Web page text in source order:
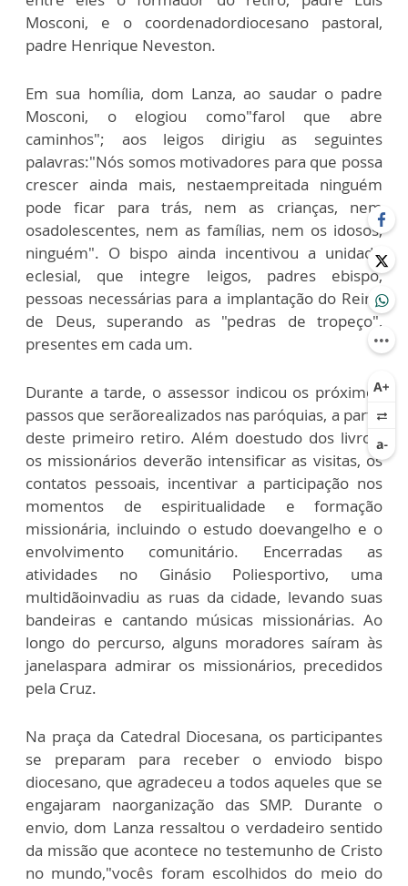
Mosconi, e o coordenadordiocesano pastoral,
padre Henrique Neveston.
Em sua homília, dom Lanza, ao saudar o padre
Mosconi, o elogiou como"farol que abre
caminhos"; aos leigos dirigiu as seguintes
palavras:"Nós somos motivadores para que possa
crescer ainda mais, nestaempreitada ninguém
pode ficar para trás, nem as crianças, nem
osadolescentes, nem as famílias, nem os idosos,
ninguém". O bispo ainda incentivou a unidade
eclesial, que integre leigos, padres ebispo,
pessoas necessárias para a implantação do Reino
de Deus, superando as "pedras de tropeço",
presentes em cada um.
Durante a tarde, o assessor indicou os próximos
passos que serãorealizados nas paróquias, a partir
deste primeiro retiro. Além doestudo dos livros,
os missionários deverão intensificar as visitas, os
contatos pessoais, incentivar a participação nos
momentos de espiritualidade e formação
missionária, incluindo o estudo doevangelho e o
envolvimento comunitário. Encerradas as
atividades no Ginásio Poliesportivo, uma
multidãoinvadiu as ruas da cidade, levando suas
bandeiras e cantando músicas missionárias. Ao
longo do percurso, alguns moradores saíram às
janelaspara admirar os missionários, precedidos
pela Cruz.
Na praça da Catedral Diocesana, os participantes
se preparam para receber o enviodo bispo
diocesano, que agradeceu a todos aqueles que se
engajaram naorganização das SMP. Durante o
envio, dom Lanza ressaltou o verdadeiro sentido
da missão que acontece no testemunho de Cristo
no mundo,"vocês foram escolhidos do meio do